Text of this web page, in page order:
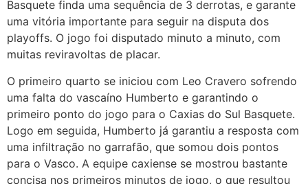
Basquete finda uma sequência de 3 derrotas, e garante
uma vitória importante para seguir na disputa dos
playoffs. O jogo foi disputado minuto a minuto, com
muitas reviravoltas de placar.
O primeiro quarto se iniciou com Leo Cravero sofrendo
uma falta do vascaíno Humberto e garantindo o
primeiro ponto do jogo para o Caxias do Sul Basquete.
Logo em seguida, Humberto já garantiu a resposta com
uma infiltração no garrafão, que somou dois pontos
para o Vasco. A equipe caxiense se mostrou bastante
concisa nos primeiros minutos de jogo, o que resultou